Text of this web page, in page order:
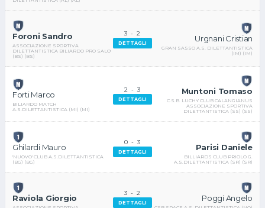
Foroni Sandro
ASSOCIAZIONE SPORTIVA
DILETTANTISTICA BILIARDO PRO SALO'
(BS) (BS)
3 -2
DETTAGLI
Urgnani Cristian
GRAN SASSO A.S. DILETTANTISTICA
(IM) (IM)
Forti Marco
BILIARDO MATCH
A.S.DILETTANTISTICA (MI) (MI)
2 -3
DETTAGLI
Muntoni Tomaso
C.S.B. LUCHY CLUB CALANGIANUS
ASSOCIAZIONE SPORTIVA
DILETTANTISTICA (SS) (SS)
Ghilardi Mauro
'NUOVO' CLUB A.S.DILETTANTISTICA
(BG) (BG)
0 -3
DETTAGLI
Parisi Daniele
BILLIARDS CLUB PRIOLO G.
A.S.DILETTANTISTICA (SR) (SR)
Raviola Giorgio
3 -2
DETTAGLI
Poggi Angelo